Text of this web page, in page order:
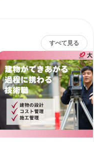
すべて見る